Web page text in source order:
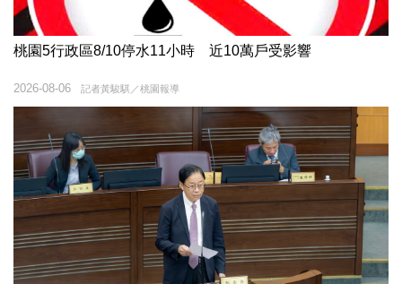
桃園5行政區8/10停水11小時 近10萬戶受影響
記者黃駿騏／桃園報導
2026-08-06